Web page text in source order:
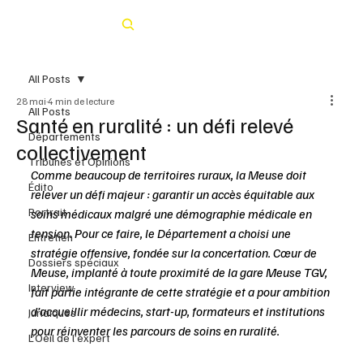
All Posts
Départements
Tribunes et Opinions
Édito
Portrait
Entretien
Dossiers spéciaux
Interview
Juridiques
L’Oeil de l’expert
All Posts
Santé en ruralité : un défi relevé
collectivement
28 mai 4 min de lecture
Comme beaucoup de territoires ruraux, la Meuse doit
relever un défi majeur : garantir un accès équitable aux
soins médicaux malgré une démographie médicale en
tension. Pour ce faire, le Département a choisi une
stratégie offensive, fondée sur la concertation. Cœur de
Meuse, implanté à toute proximité de la gare Meuse TGV,
fait partie intégrante de cette stratégie et a pour ambition
d’accueillir médecins, start-up, formateurs et institutions
pour réinventer les parcours de soins en ruralité.